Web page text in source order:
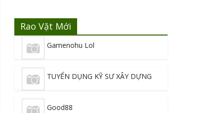
Rao Vặt Mới
Gamenohu Lol
TUYỂN DỤNG KỸ SƯ XÂY DỰNG
Good88